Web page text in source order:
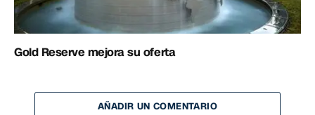
Gold Reserve mejora su oferta
AÑADIR UN COMENTARIO